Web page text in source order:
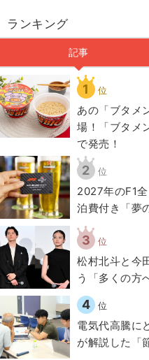
ランキング
記事
1 位
あの「ブタメ
場！「ブタメ
で発売！
2 位
2027年のF1
泊費付き「夢
3 位
松村北斗と今
う「多くの方
4 位
電気代高騰に
が解説した「